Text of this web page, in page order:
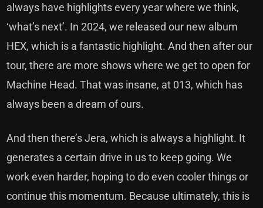
always have highlights every year where we think,
‘what’s next’. In 2024, we released our new album
HEX, which is a fantastic highlight. And then after our
tour, there are more shows where we get to open for
Machine Head. That was insane, at 013, which has
always been a dream of ours.
And then there’s Jera, which is always a highlight. It
generates a certain drive in us to keep going. We
work even harder, hoping to do even cooler things or
continue this momentum. Because ultimately, this is